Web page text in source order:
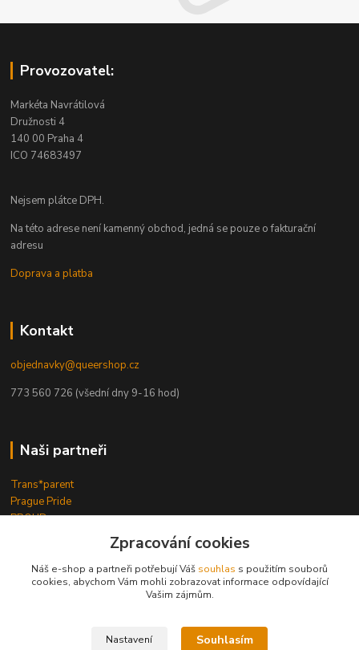
Provozovatel:
Markéta Navrátilová
Družnosti 4
140 00 Praha 4
ICO 74683497
Nejsem plátce DPH.
Na této adrese není kamenný obchod, jedná se pouze o fakturační
adresu
Doprava a platba
Kontakt
objednavky@queershop.cz
773 560 726 (všední dny 9-16 hod)
Naši partneři
Trans*parent
Prague Pride
PROUD
Stud Brno
Mezipatra
Zpracování cookies
Náš e-shop a partneři potřebují Váš souhlas s použitím souborů
cookies, abychom Vám mohli zobrazovat informace odpovídající
Vašim zájmům.
Nastavení Souhlasím